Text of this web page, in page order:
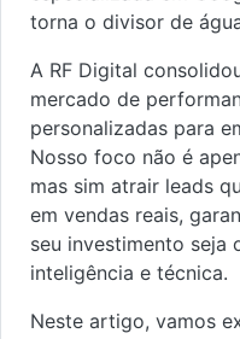
torna o divisor de
A RF Digital
mercado de
personalizadas para
Nosso foco não é
mas sim atrair leads
em vendas reais,
seu investimento seja
inteligência e técnica.
Neste artigo, vamos